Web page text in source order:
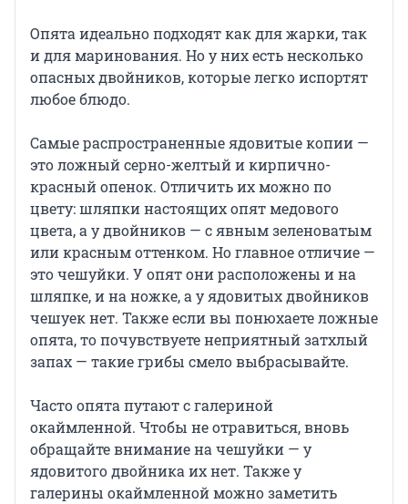
Опята идеально подходят как для жарки, так
и для маринования. Но у них есть несколько
опасных двойников, которые легко испортят
любое блюдо.
Самые распространенные ядовитые копии —
это ложный серно-желтый и кирпично-
красный опенок. Отличить их можно по
цвету: шляпки настоящих опят медового
цвета, а у двойников — с явным зеленоватым
или красным оттенком. Но главное отличие —
это чешуйки. У опят они расположены и на
шляпке, и на ножке, а у ядовитых двойников
чешуек нет. Также если вы понюхаете ложные
опята, то почувствуете неприятный затхлый
запах — такие грибы смело выбрасывайте.
Часто опята путают с галериной
окаймленной. Чтобы не отравиться, вновь
обращайте внимание на чешуйки — у
ядовитого двойника их нет. Также у
галерины окаймленной можно заметить